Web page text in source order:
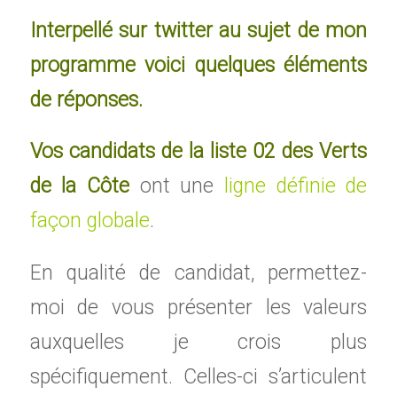
Interpellé sur twitter au sujet de mon
programme voici quelques éléments
de réponses.
Vos candidats de la liste 02 des Verts
de la Côteont une
ligne définie de
façon globale.
En qualité de candidat, permettez-
moi de vous présenter les valeurs
auxquelles je crois plus
spécifiquement. Celles-ci s’articulent